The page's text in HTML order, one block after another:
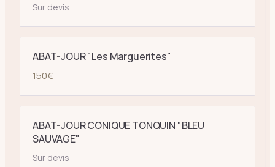
Sur devis
ABAT-JOUR "Les Marguerites"
150€
ABAT-JOUR CONIQUE TONQUIN "BLEU
SAUVAGE"
Sur devis